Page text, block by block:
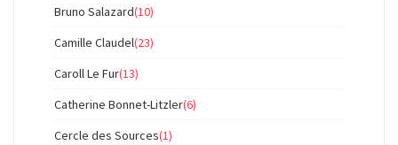
Bruno Salazard(10)
Camille Claudel(23)
Caroll Le Fur(13)
Catherine Bonnet-Litzler(6)
Cercle des Sources(1)